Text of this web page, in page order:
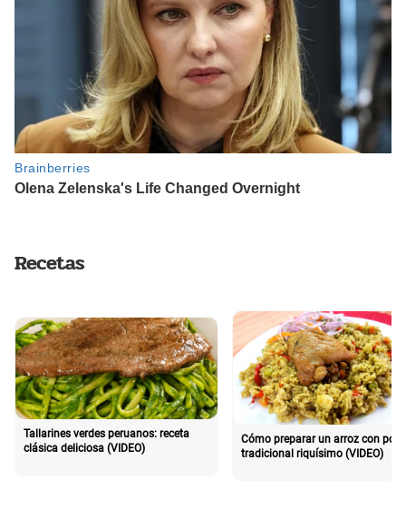
Recetas
Tallarines verdes peruanos: receta
clásica deliciosa (VIDEO)
Cómo preparar un arroz con pollo
tradicional riquísimo (VIDEO)